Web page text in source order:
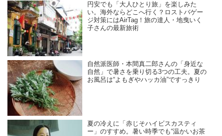
円安でも「大人ひとり旅」を楽しみた
い。海外ならどこへ行く？ロストバゲー
ジ対策にはAirTag！旅の達人・地曳いく
子さんの最新旅術
自然派医師・本間真二郎さんの「身近な
自然」で暑さを乗り切る3つの工夫。夏の
お風呂は“よもぎやハッカ油”ですっきり
夏の冷えに「赤じそハイビスカスティ
ー」のすすめ。暑い時季でも“温かいお茶